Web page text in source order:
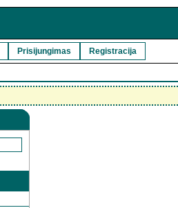
Prisijungimas Registracija